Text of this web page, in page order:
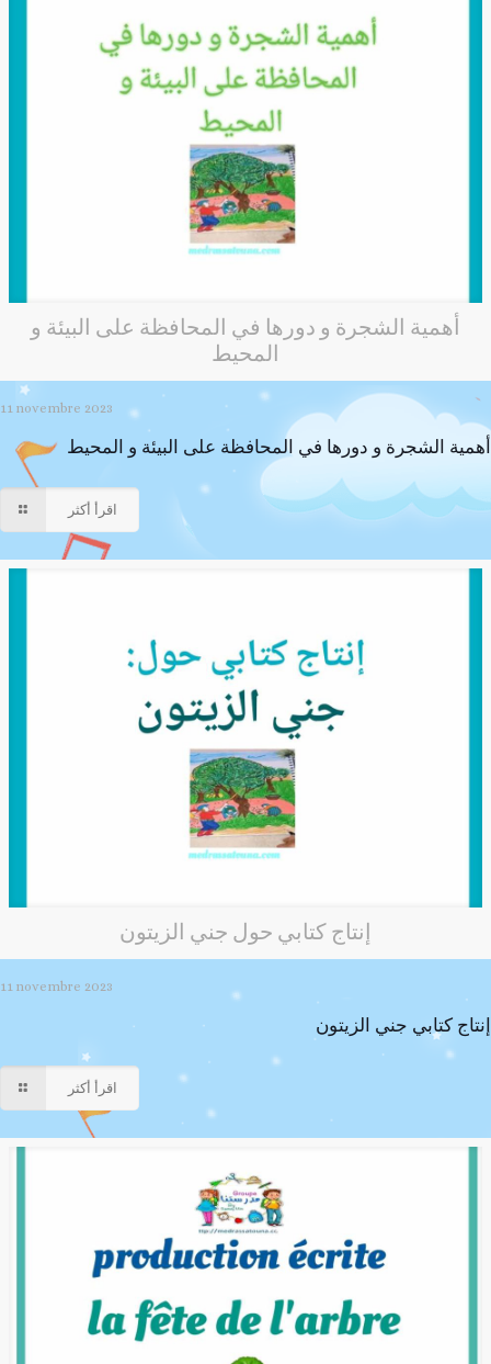
أهمية الشجرة و دورها في المحافظة على البيئة و
المحيط
11 novembre 2023
أهمية الشجرة و دورها في المحافظة على البيئة و المحيط
اقرأ أكثر
إنتاج كتابي حول جني الزيتون
11 novembre 2023
إنتاج كتابي جني الزيتون
اقرأ أكثر